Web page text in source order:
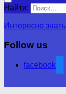
Найти:
Интересно знать
Follow us
facebook